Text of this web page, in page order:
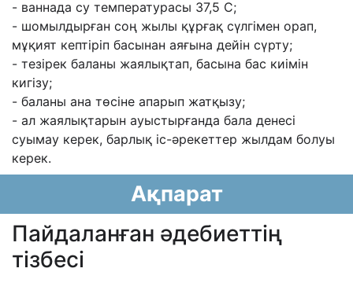
- ваннада су температурасы 37,5 С;
- шомылдырған соң жылы құрғақ сүлгімен орап,
мұқият кептіріп басынан аяғына дейін сүрту;
- тезірек баланы жаялықтап, басына бас киімін
кигізу;
- баланы ана төсіне апарып жатқызу;
- ал жаялықтарын ауыстырғанда бала денесі
суымау керек, барлық іс-əрекеттер жылдам болуы
керек.
Ақпарат
Пайдаланған әдебиеттің
тізбесі